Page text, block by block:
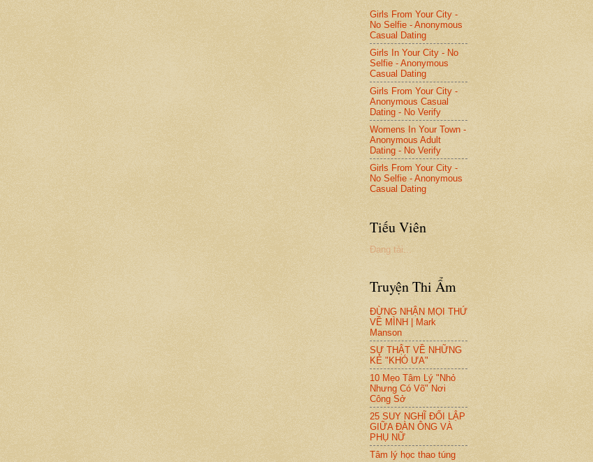
Girls From Your City -
No Selfie - Anonymous
Casual Dating
Girls In Your City - No
Selfie - Anonymous
Casual Dating
Girls From Your City -
Anonymous Casual
Dating - No Verify
Womens In Your Town -
Anonymous Adult
Dating - No Verify
Girls From Your City -
No Selfie - Anonymous
Casual Dating
Tiếu Viên
Đang tải...
Truyện Thi Ẩm
ĐỪNG NHẬN MỌI THỨ
VỀ MÌNH | Mark
Manson
SỰ THẬT VỀ NHỮNG
KẺ "KHÓ ƯA"
10 Mẹo Tâm Lý "Nhỏ
Nhưng Có Võ" Nơi
Công Sở
25 SUY NGHĨ ĐỐI LẬP
GIỮA ĐÀN ÔNG VÀ
PHỤ NỮ
Tâm lý học thao túng